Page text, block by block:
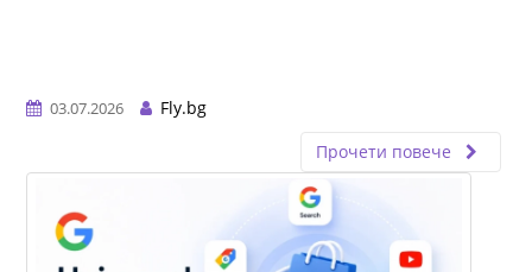
03.07.2026
Fly.bg
Прочети повече